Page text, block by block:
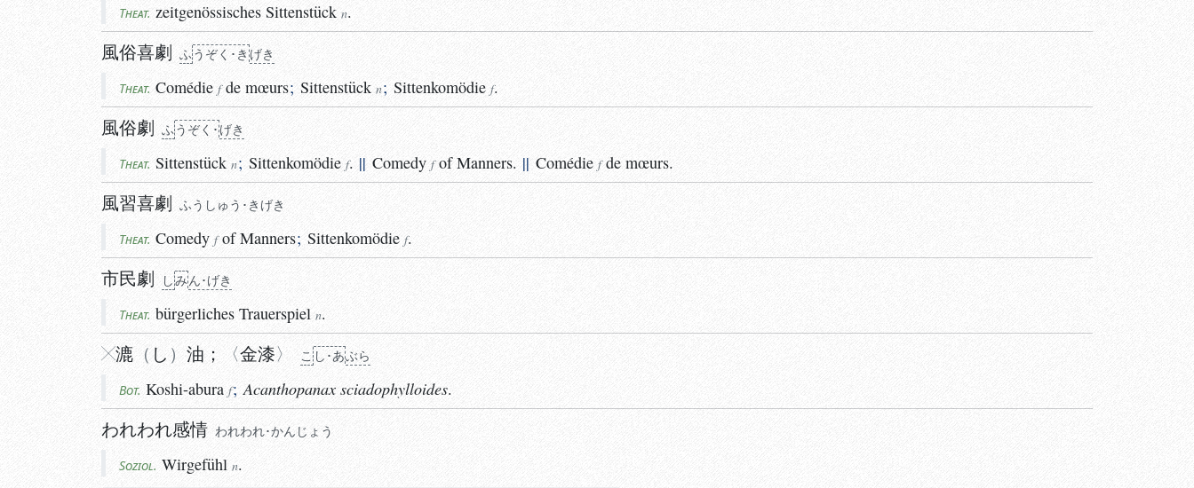
Theat. zeitgenössisches Sittenstück n.
風俗喜劇 ふう ぞく･きげき
Theat. Comédie fde mœurs; Sittenstück n; Sittenkomödie f.
風俗劇 ふうぞく･げき
Theat. Sittenstück n; Sittenkomödie f. || Comedy fof Manners. || Comédie fde mœurs.
風習喜劇 ふうしゅう･きげき
Theat. Comedy fof Manners; Sittenkomödie f.
市民劇 しみん･げき
Theat. bürgerliches Trauerspiel n.
漉 し 油 ； 金漆 こ し･あぶら
Bot. Koshi-abura f; Acanthopanax sciadophylloides.
われわれ感情 われわれ･かんじょう
Soziol. Wirgefühl n.